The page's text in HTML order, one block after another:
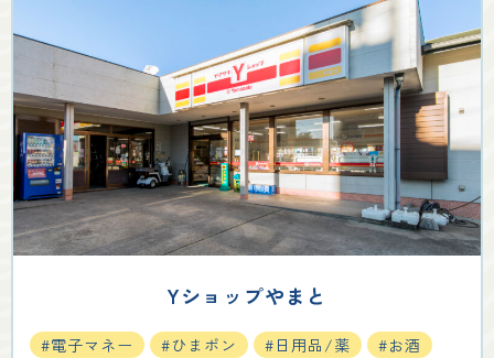
Yショップやまと
#電子マネー #ひまポン #日用品/薬
#お酒